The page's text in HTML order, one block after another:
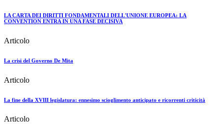
LA CARTA DEI DIRITTI FONDAMENTALI DELL'UNIONE EUROPEA: LA
CONVENTION ENTRA IN UNA FASE DECISIVA
Articolo
La crisi del Governo De Mita
Articolo
La fine della XVIII legislatura: ennesimo scioglimento anticipato e ricorrenti criticità
Articolo